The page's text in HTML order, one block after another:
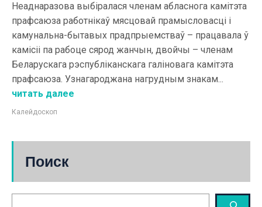
Неаднаразова выбіралася членам абласнога камітэта
прафсаюза работнікаў мясцовай прамысловасці і
камунальна-бытавых прадпрыемстваў – працавала ў
камісіі па рабоце сярод жанчын, двойчы – членам
Беларускага рэспубліканскага галіновага камітэта
прафсаюза. Узнагароджана нагрудным знакам...
читать далее
Калейдоскоп
Поиск